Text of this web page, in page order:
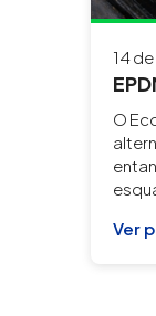
14
O
Ver